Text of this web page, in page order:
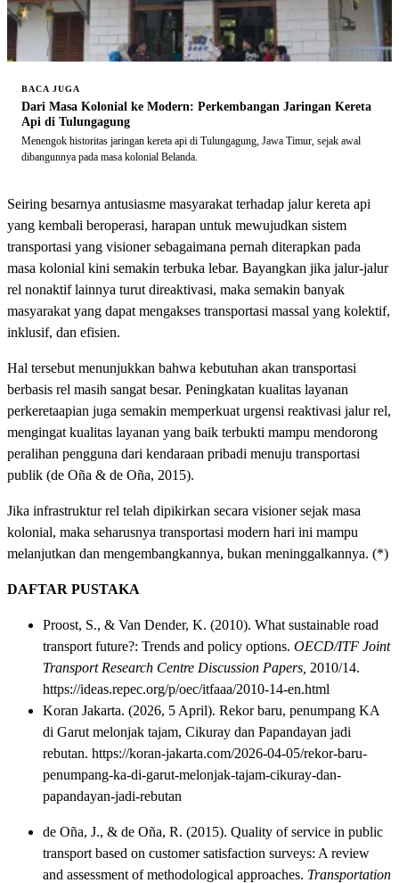
BACA JUGA
Dari Masa Kolonial ke Modern: Perkembangan Jaringan Kereta
Api di Tulungagung
Menengok historitas jaringan kereta api di Tulungagung, Jawa Timur, sejak awal
dibangunnya pada masa kolonial Belanda.
Seiring besarnya antusiasme masyarakat terhadap jalur kereta api
yang kembali beroperasi, harapan untuk mewujudkan sistem
transportasi yang visioner sebagaimana pernah diterapkan pada
masa kolonial kini semakin terbuka lebar. Bayangkan jika jalur-jalur
rel nonaktif lainnya turut direaktivasi, maka semakin banyak
masyarakat yang dapat mengakses transportasi massal yang kolektif,
inklusif, dan efisien.
Hal tersebut menunjukkan bahwa kebutuhan akan transportasi
berbasis rel masih sangat besar. Peningkatan kualitas layanan
perkeretaapian juga semakin memperkuat urgensi reaktivasi jalur rel,
mengingat kualitas layanan yang baik terbukti mampu mendorong
peralihan pengguna dari kendaraan pribadi menuju transportasi
publik (de Oña & de Oña, 2015).
Jika infrastruktur rel telah dipikirkan secara visioner sejak masa
kolonial, maka seharusnya transportasi modern hari ini mampu
melanjutkan dan mengembangkannya, bukan meninggalkannya. (*)
DAFTAR PUSTAKA
Proost, S., & Van Dender, K. (2010). What sustainable road
transport future?: Trends and policy options. OECD/ITF Joint
Transport Research Centre Discussion Papers, 2010/14.
https://ideas.repec.org/p/oec/itfaaa/2010-14-en.html
Koran Jakarta. (2026, 5 April). Rekor baru, penumpang KA
di Garut melonjak tajam, Cikuray dan Papandayan jadi
rebutan. https://koran-jakarta.com/2026-04-05/rekor-baru-
penumpang-ka-di-garut-melonjak-tajam-cikuray-dan-
papandayan-jadi-rebutan
de Oña, J., & de Oña, R. (2015). Quality of service in public
transport based on customer satisfaction surveys: A review
and assessment of methodological approaches. Transportation